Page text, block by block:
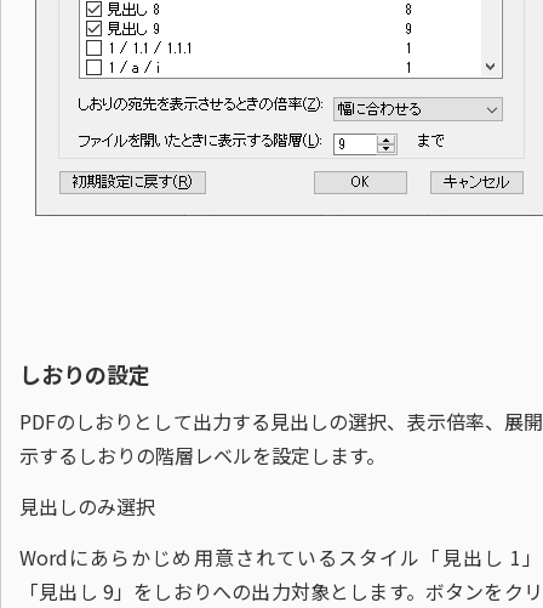
しおりの設定
PDFのしおりとして出力する見出しの選択、表示倍率、展
示するしおりの階層レベルを設定します。
見出しのみ選択
Wordにあらかじめ用意されているスタイル「見出し 1
「見出し 9」をしおりへの出力対象とします。ボタンをク